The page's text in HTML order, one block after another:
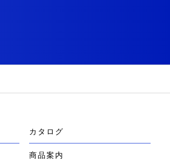
カタログ
商品案内